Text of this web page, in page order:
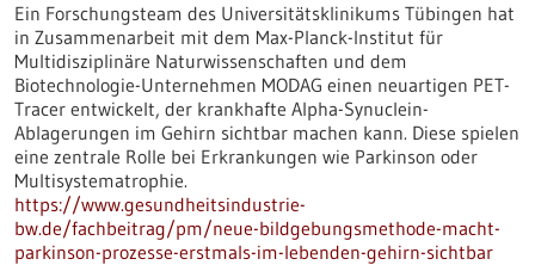
Ein Forschungsteam des Universitätsklinikums Tübingen hat
in Zusammenarbeit mit dem Max-Planck-Institut für
Multidisziplinäre Naturwissenschaften und dem
Biotechnologie-Unternehmen MODAG einen neuartigen PET-
Tracer entwickelt, der krankhafte Alpha-Synuclein-
Ablagerungen im Gehirn sichtbar machen kann. Diese spielen
eine zentrale Rolle bei Erkrankungen wie Parkinson oder
Multisystematrophie.
https://www.gesundheitsindustrie-
bw.de/fachbeitrag/pm/neue-bildgebungsmethode-macht-
parkinson-prozesse-erstmals-im-lebenden-gehirn-sichtbar